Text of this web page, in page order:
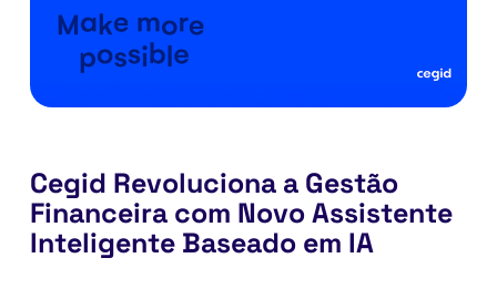
Cegid Revoluciona a Gestão
Financeira com Novo Assistente
Inteligente Baseado em IA